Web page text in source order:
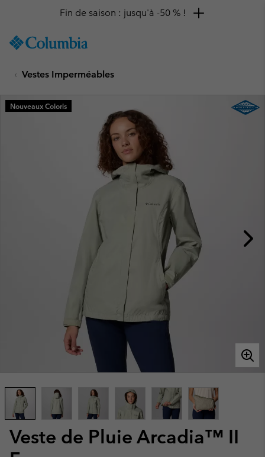
TO
SKIP
MAIN
NAV
Fin de saison : jusqu'à -50 % !
Vestes Imperméables
Veste de Pluie Arcadia™ II
Nouveaux Coloris